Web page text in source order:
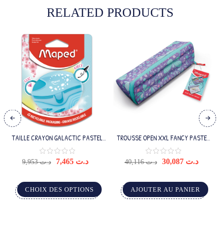
RELATED PRODUCTS
TAILLE CRAYON GALACTIC PASTEL
1TROU
د.ت9,953 د.ت
CHOIX DES OPTIONS
TROUSSE OPEN XXL FANCY PASTEL
SHINY BETTER
د.ت40,116 د.ت 30,087
AJOUTER AU PANIER